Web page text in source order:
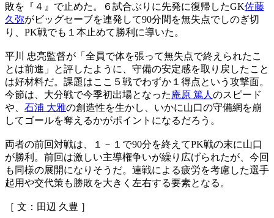
敗を『４』で止めた。６試合ぶりに先発に復帰したGK佐藤
久弥がビッグセーブを連発して90分間を無失点でしのぎ切
り、PK戦でも１本止めて勝利に導いた。
平川 忠亮監督が「全員で体を張って無失点で終えられたこ
とは前進」と評したように、守備の安定感を取り戻したこと
は好材料だ。課題はここ５戦でわずか１得点という攻撃面。
今節は、大分戦で今季初出場となった 庵原 篤人 のスピード
や、 石浦 大雅の創造性を生かし、いかに山口の守備網を崩
してゴールを奪えるかがポイントになるだろう。
両者の前回対戦は、１－１で90分を終えてPK戦の末に山口
が勝利。前回は激しい主導権争いが繰り広げられたが、今回
も同様の展開になりそうだ。連戦による疲労を考慮した選手
起用や交代策も勝敗を大きく左右する要素となる。
［ 文：田辺 久豊 ］